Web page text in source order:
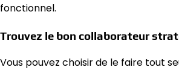
fonctionnel.
Trouvez le bon collaborateur
Vous pouvez choisir de le faire tout